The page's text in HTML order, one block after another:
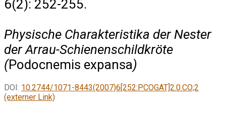
6(2): 252-255.
Physische Charakteristika der Nester
der Arrau-Schienenschildkröte
(Podocnemis expansa)
DOI: 10.2744/1071-8443(2007)6[252:PCOGAT]2.0.CO;2
(externer Link)